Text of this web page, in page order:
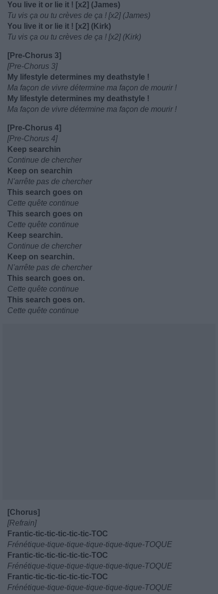
You live it or lie it ! [x2] (James)
Tu vis ça ou tu crèves de ça ! [x2] (James)
You live it or lie it ! [x2] (Kirk)
Tu vis ça ou tu crèves de ça ! [x2] (Kirk)
[Pre-Chorus 3]
[Pre-Chorus 3]
My lifestyle determines my deathstyle !
Ma façon de vivre détermine ma façon de mourir !
My lifestyle determines my deathstyle !
Ma façon de vivre détermine ma façon de mourir !
[Pre-Chorus 4]
[Pre-Chorus 4]
Keep searchin
Continue de chercher
Keep on searchin
N'arrête pas de chercher
This search goes on
Cette quête continue
This search goes on
Cette quête continue
Keep searchin.
Continue de chercher
Keep on searchin.
N'arrête pas de chercher
This search goes on.
Cette quête continue
This search goes on.
Cette quête continue
[Chorus]
[Refrain]
Frantic-tic-tic-tic-tic-tic-TOC
Frénétique-tique-tique-tique-tique-tique-TOQUE
Frantic-tic-tic-tic-tic-tic-TOC
Frénétique-tique-tique-tique-tique-tique-TOQUE
Frantic-tic-tic-tic-tic-tic-TOC
Frénétique-tique-tique-tique-tique-tique-TOQUE